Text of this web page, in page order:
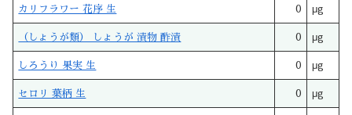
カリフラワー 花序 生 0 μg
（しょうが類） しょうが 漬物 酢漬 0 μg
しろうり 果実 生 0 μg
セロリ 葉柄 生 0 μg